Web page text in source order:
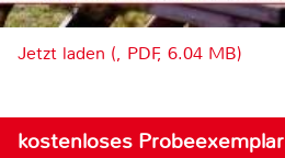
Jetzt laden (, PDF, 6.04 MB)
kostenloses Probeexemplar